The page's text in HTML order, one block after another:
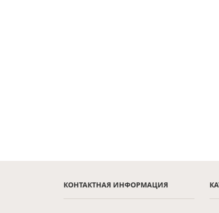
КОНТАКТНАЯ ИНФОРМАЦИЯ